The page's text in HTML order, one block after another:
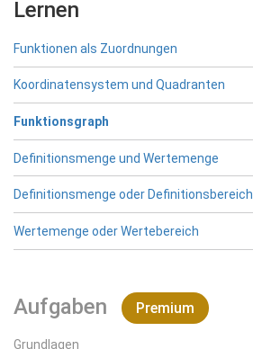
Lernen
Funktionen als Zuordnungen
Koordinatensystem und Quadranten
Funktionsgraph
Definitionsmenge und Wertemenge
Definitionsmenge oder Definitionsbereich
Wertemenge oder Wertebereich
Aufgaben Premium
Grundlagen